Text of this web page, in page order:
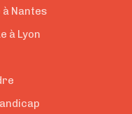
Nantes
à Lyon